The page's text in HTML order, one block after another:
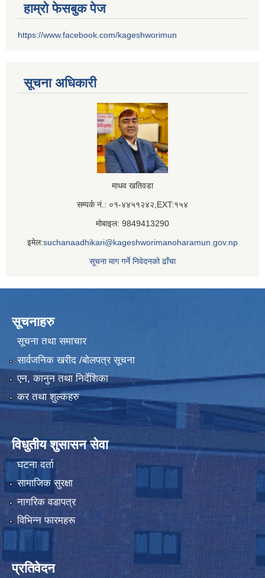
हाम्रो फेसबुक पेज
https://www.facebook.com/kageshworimun
सूचना अधिकारी
माधव खतिवडा
सम्पर्क नं.: ०१-४४५१२४२,EXT:१५४
मोबाइल: 9849413290
इमेल:suchanaadhikari@kageshworimanoharamun.gov.np
सूचना माग गर्ने निवेदनको ढाँचा
सूचनाहरु
सूचना तथा समाचार
सार्वजनिक खरीद /बोलपत्र सूचना
एन, कानुन तथा निर्देशिका
कर तथा शुल्कहरु
विधुतीय शुसासन सेवा
घटना दर्ता
सामाजिक सुरक्षा
नागरिक वडापत्र
विभिन्न फारमहरू
प्रतिवेदन